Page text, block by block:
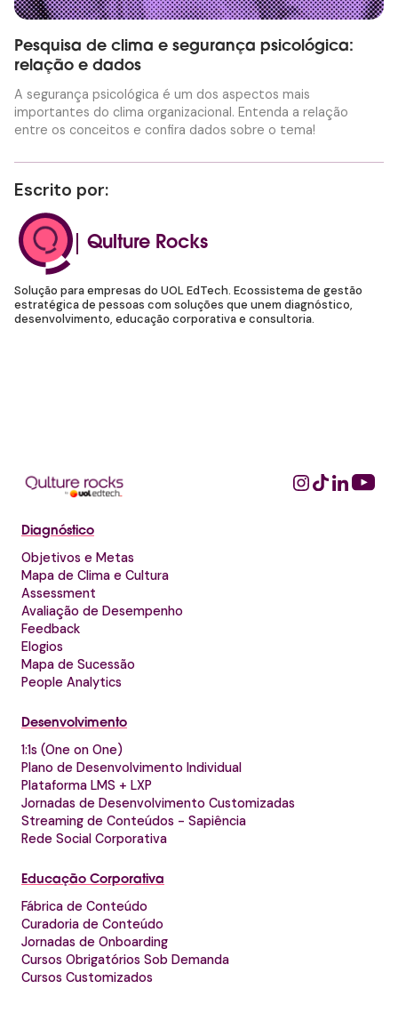
Pesquisa de clima e segurança psicológica:
relação e dados
A segurança psicológica é um dos aspectos mais
importantes do clima organizacional. Entenda a relação
entre os conceitos e confira dados sobre o tema!
Escrito por:
Qulture Rocks
Solução para empresas do UOL EdTech. Ecossistema de gestão
estratégica de pessoas com soluções que unem diagnóstico,
desenvolvimento, educação corporativa e consultoria.
Diagnóstico
Objetivos e Metas
Mapa de Clima e Cultura
Assessment
Avaliação de Desempenho
Feedback
Elogios
Mapa de Sucessão
People Analytics
Desenvolvimento
1:1s (One on One)
Plano de Desenvolvimento Individual
Plataforma LMS + LXP
Jornadas de Desenvolvimento Customizadas
Streaming de Conteúdos - Sapiência
Rede Social Corporativa
Educação Corporativa
Fábrica de Conteúdo
Curadoria de Conteúdo
Jornadas de Onboarding
Cursos Obrigatórios Sob Demanda
Cursos Customizados